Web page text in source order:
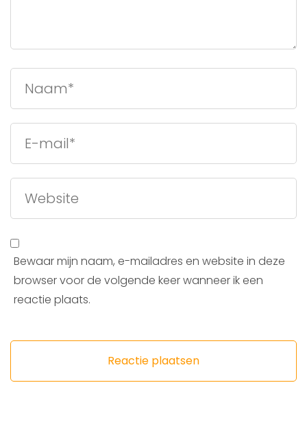
Bewaar mijn naam, e-mailadres en website in deze
browser voor de volgende keer wanneer ik een
reactie plaats.